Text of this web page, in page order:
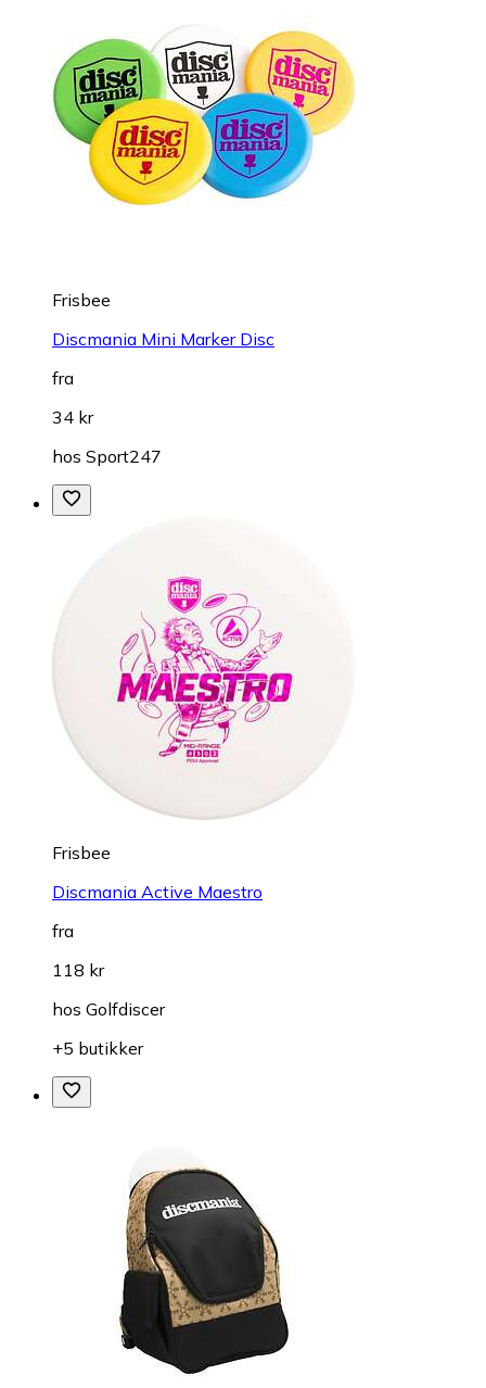
Frisbee
Discmania Mini Marker Disc
fra
34 kr
hos Sport247
Frisbee
Discmania Active Maestro
fra
118 kr
hos Golfdiscer
+5 butikker